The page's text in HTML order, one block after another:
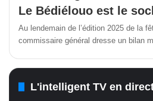
Le Bédiélouo est le
Au lendemain de l’édition 2025 de la
commissaire général dresse un bilan
L'intelligent TV en